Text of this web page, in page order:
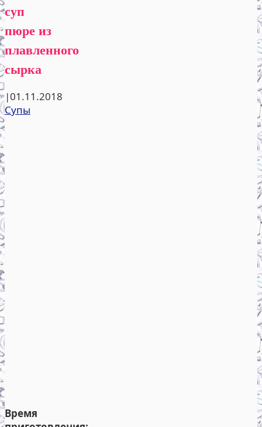
суп
пюре из
плавленного
сырка
|01.11.2018
Супы
Время